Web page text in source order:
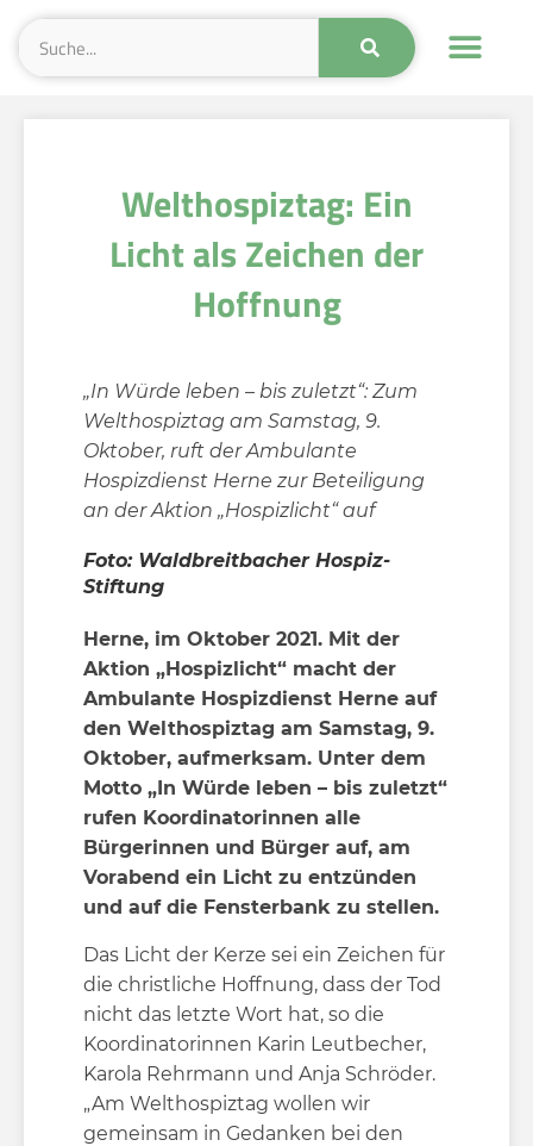
Welthospiztag: Ein
Licht als Zeichen der
Hoffnung
„In Würde leben – bis zuletzt“: Zum
Welthospiztag am Samstag, 9.
Oktober, ruft der Ambulante
Hospizdienst Herne zur Beteiligung
an der Aktion „Hospizlicht“ auf
Foto: Waldbreitbacher Hospiz-
Stiftung
Herne, im Oktober 2021. Mit der
Aktion „Hospizlicht“ macht der
Ambulante Hospizdienst Herne auf
den Welthospiztag am Samstag, 9.
Oktober, aufmerksam. Unter dem
Motto „In Würde leben – bis zuletzt“
rufen Koordinatorinnen alle
Bürgerinnen und Bürger auf, am
Vorabend ein Licht zu entzünden
und auf die Fensterbank zu stellen.
Das Licht der Kerze sei ein Zeichen für
die christliche Hoffnung, dass der Tod
nicht das letzte Wort hat, so die
Koordinatorinnen Karin Leutbecher,
Karola Rehrmann und Anja Schröder.
„Am Welthospiztag wollen wir
gemeinsam in Gedanken bei den